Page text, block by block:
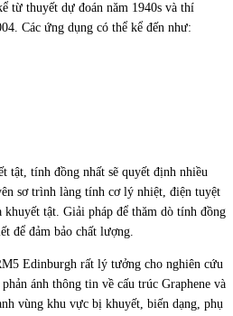
từ thuyết dự đoán năm 1940s và thí
Các ứng dụng có thể kể đến như:
tật, tính đồng nhất sẽ quyết định nhiều
sơ trình làng tính cơ lý nhiệt, điện tuyệt
tật. Giải pháp để thăm dò tính đồng
để đảm bảo chất lượng.
Edinburgh rất lý tưởng cho nghiên cứu
ánh thông tin về cấu trúc Graphene và
vùng khu vực bị khuyết, biến dạng, phụ